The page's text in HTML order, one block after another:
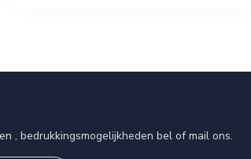
, bedrukkingsmogelijkheden bel of mail ons.